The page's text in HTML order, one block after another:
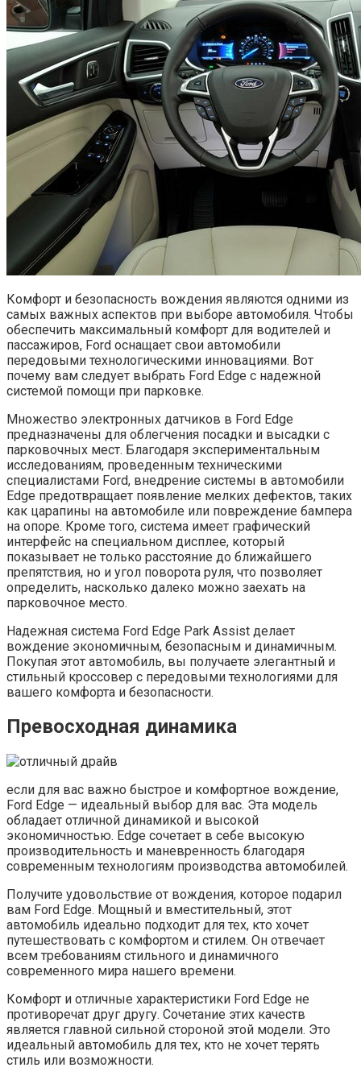
Комфорт и безопасность вождения являются одними из
самых важных аспектов при выборе автомобиля. Чтобы
обеспечить максимальный комфорт для водителей и
пассажиров, Ford оснащает свои автомобили
передовыми технологическими инновациями. Вот
почему вам следует выбрать Ford Edge с надежной
системой помощи при парковке.
Множество электронных датчиков в Ford Edge
предназначены для облегчения посадки и высадки с
парковочных мест. Благодаря экспериментальным
исследованиям, проведенным техническими
специалистами Ford, внедрение системы в автомобили
Edge предотвращает появление мелких дефектов, таких
как царапины на автомобиле или повреждение бампера
на опоре. Кроме того, система имеет графический
интерфейс на специальном дисплее, который
показывает не только расстояние до ближайшего
препятствия, но и угол поворота руля, что позволяет
определить, насколько далеко можно заехать на
парковочное место.
Надежная система Ford Edge Park Assist делает
вождение экономичным, безопасным и динамичным.
Покупая этот автомобиль, вы получаете элегантный и
стильный кроссовер с передовыми технологиями для
вашего комфорта и безопасности.
Превосходная динамика
если для вас важно быстрое и комфортное вождение,
Ford Edge — идеальный выбор для вас. Эта модель
обладает отличной динамикой и высокой
экономичностью. Edge сочетает в себе высокую
производительность и маневренность благодаря
современным технологиям производства автомобилей.
Получите удовольствие от вождения, которое подарил
вам Ford Edge. Мощный и вместительный, этот
автомобиль идеально подходит для тех, кто хочет
путешествовать с комфортом и стилем. Он отвечает
всем требованиям стильного и динамичного
современного мира нашего времени.
Комфорт и отличные характеристики Ford Edge не
противоречат друг другу. Сочетание этих качеств
является главной сильной стороной этой модели. Это
идеальный автомобиль для тех, кто не хочет терять
стиль или возможности.